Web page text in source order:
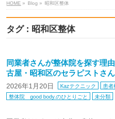
HOME » Blog » 昭和区整体
タグ : 昭和区整体
同業者さんが整体院を探す理
古屋・昭和区のセラピストさ
2026年1月20日 Kazテクニック
患者
整体院 good body.のひとりごと
未分類